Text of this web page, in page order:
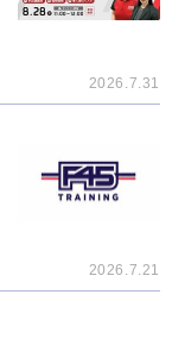
2026.7.31
2026.7.21